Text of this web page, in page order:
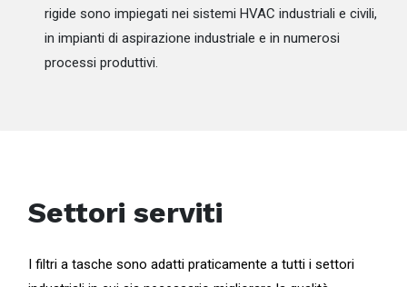
rigide sono impiegati nei sistemi HVAC industriali e civili,
in impianti di aspirazione industriale e in numerosi
processi produttivi.
Settori serviti
I filtri a tasche sono adatti praticamente a tutti i settori